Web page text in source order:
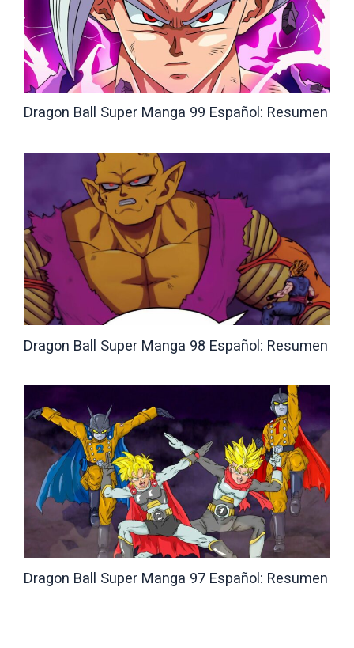
Dragon Ball Super Manga 99 Español: Resumen
Dragon Ball Super Manga 98 Español: Resumen
Dragon Ball Super Manga 97 Español: Resumen